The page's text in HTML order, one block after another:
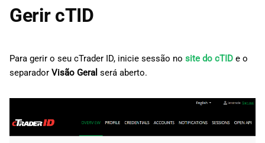
العربية
Tiếng Việt
a
z
Gerir cTID
Para gerir o seu cTrader ID, inicie sessão no site do cTID e o
separador Visão Geral será aberto.